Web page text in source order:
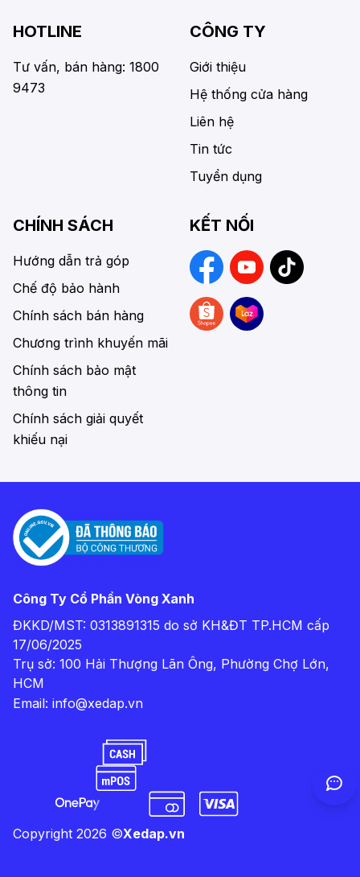
HOTLINE
Tư vấn, bán hàng: 1800
9473
CÔNG TY
Giới thiệu
Hệ thống cửa hàng
Liên hệ
Tin tức
Tuyển dụng
CHÍNH SÁCH
Hướng dẫn trả góp
Chế độ bảo hành
Chính sách bán hàng
Chương trình khuyến mãi
Chính sách bảo mật
thông tin
Chính sách giải quyết
khiếu nại
KẾT NỐI
Công Ty Cổ Phần Vòng Xanh
ĐKKD/MST: 0313891315 do sở KH&ĐT TP.HCM cấp
17/06/2025
Trụ sở: 100 Hải Thượng Lãn Ông, Phường Chợ Lớn,
HCM
Email: info@xedap.vn
Copyright 2026 ©Xedap.vn